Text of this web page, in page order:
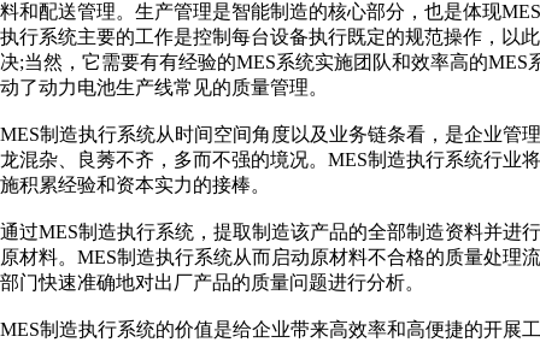
料和配送管理。生产管理是智能制造的核心部分，也是体现
执行系统主要的工作是控制每台设备执行既定的规范操作，以
决;当然，它需要有有经验的MES系统实施团队和效率高的
动了动力电池生产线常见的质量管理。
MES制造执行系统从时间空间角度以及业务链条看，是企业管
龙混杂、良莠不齐，多而不强的境况。MES制造执行系统行业
施积累经验和资本实力的接棒。
通过MES制造执行系统，提取制造该产品的全部制造资料并进
原材料。MES制造执行系统从而启动原材料不合格的质量处
部门快速准确地对出厂产品的质量问题进行分析。
MES制造执行系统的价值是给企业带来高效率和高便捷的开展